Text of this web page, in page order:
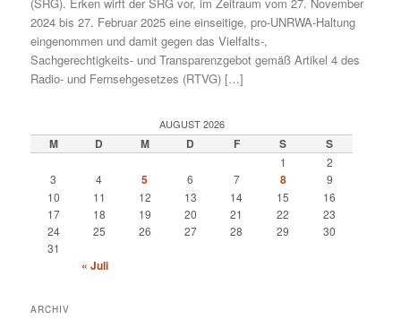
2024 bis 27. Februar 2025 eine einseitige, pro-UNRWA-Haltung
eingenommen und damit gegen das Vielfalts-,
Sachgerechtigkeits- und Transparenzgebot gemäß Artikel 4 des
Radio- und Fernsehgesetzes (RTVG) […]
AUGUST 2026
M D M D F S S
1
2
3
4 5 6 7 8
9
10
11 12 13 14 15
16
17
18 19 20 21 22
23
24
25 26 27 28 29
30
31
« Juli
ARCHIV